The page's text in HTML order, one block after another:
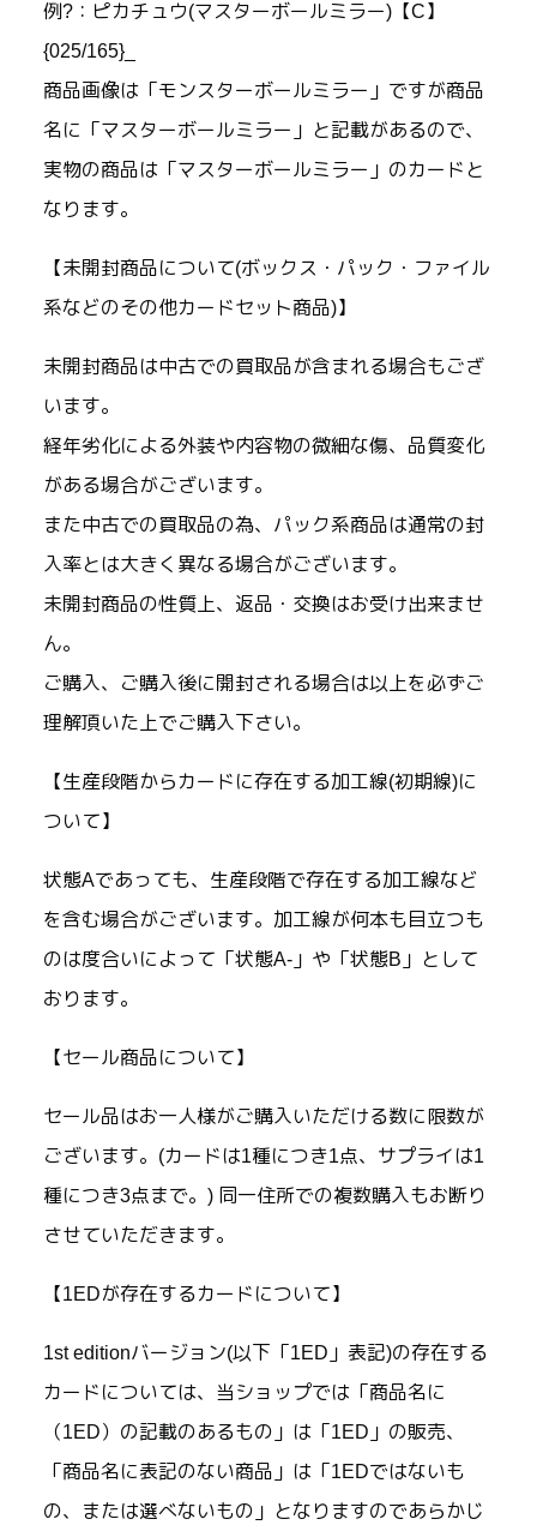
例?：ピカチュウ(マスターボールミラー)【C】
{025/165}_
商品画像は「モンスターボールミラー」ですが商品
名に「マスターボールミラー」と記載があるので、
実物の商品は「マスターボールミラー」のカードと
なります。
【未開封商品について(ボックス・パック・ファイル
系などのその他カードセット商品)】
未開封商品は中古での買取品が含まれる場合もござ
います。
経年劣化による外装や内容物の微細な傷、品質変化
がある場合がございます。
また中古での買取品の為、パック系商品は通常の封
入率とは大きく異なる場合がございます。
未開封商品の性質上、返品・交換はお受け出来ませ
ん。
ご購入、ご購入後に開封される場合は以上を必ずご
理解頂いた上でご購入下さい。
【生産段階からカードに存在する加工線(初期線)に
ついて】
状態Aであっても、生産段階で存在する加工線など
を含む場合がございます。加工線が何本も目立つも
のは度合いによって「状態A-」や「状態B」として
おります。
【セール商品について】
セール品はお一人様がご購入いただける数に限数が
ございます。(カードは1種につき1点、サプライは1
種につき3点まで。) 同一住所での複数購入もお断り
させていただきます。
【1EDが存在するカードについて】
1st editionバージョン(以下「1ED」表記)の存在する
カードについては、当ショップでは「商品名に
（1ED）の記載のあるもの」は「1ED」の販売、
「商品名に表記のない商品」は「1EDではないも
の、または選べないもの」となりますのであらかじ